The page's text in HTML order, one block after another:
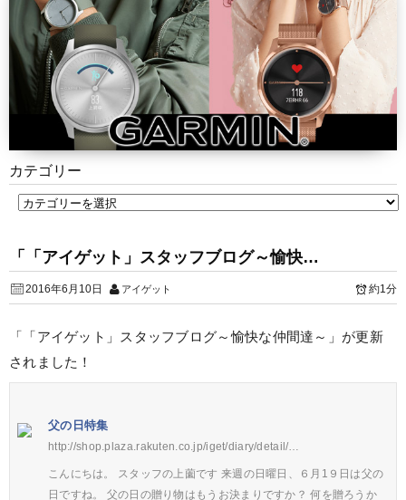
カテゴリー
「「アイゲット」スタッフブログ～愉快…
2016年6月10日 アイゲット 約1分
「「アイゲット」スタッフブログ～愉快な仲間達～」が更新
されました！
父の日特集
http://shop.plaza.rakuten.co.jp/iget/diary/detail/…
こんにちは。 スタッフの上薗です 来週の日曜日、６月1９日は父の
日ですね。 父の日の贈り物はもうお決まりですか？ 何を贈ろうか